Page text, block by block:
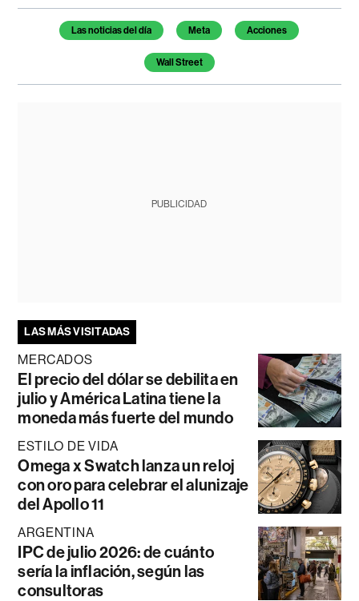
Temas de este artículo
Las noticias del día Meta Acciones
Wall Street
PUBLICIDAD
LAS MÁS VISITADAS
MERCADOS
El precio del dólar se debilita en
julio y América Latina tiene la
moneda más fuerte del mundo
ESTILO DE VIDA
Omega x Swatch lanza un reloj
con oro para celebrar el alunizaje
del Apollo 11
ARGENTINA
IPC de julio 2026: de cuánto
sería la inflación, según las
consultoras